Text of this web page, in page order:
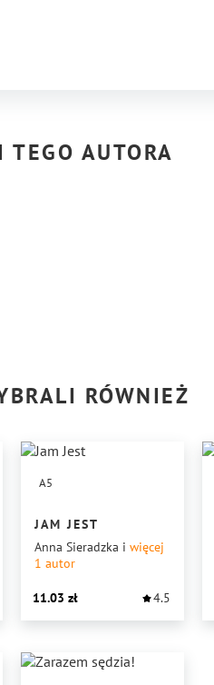
AUTORA
RÓWNIEŻ
A5
JAM JEST
Anna Sieradzka i więcej
1 autor
11.03 4.5